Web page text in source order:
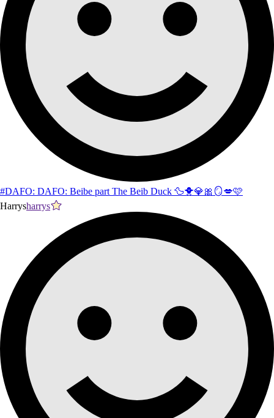
#DAFO: DAFO: Beibe part The Beib Duck 🦆🐥💎🎀🪞💋🩷
Harrysharrys